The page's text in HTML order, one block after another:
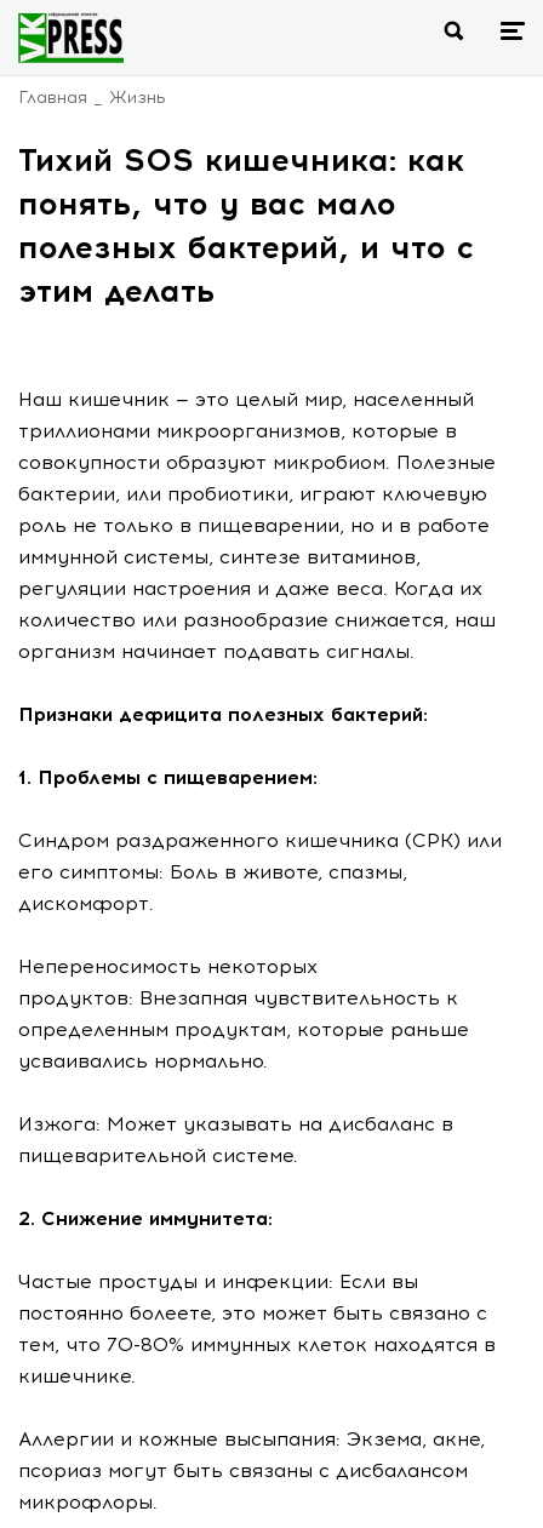
Главная Жизнь
Тихий SOS кишечника: как
понять, что у вас мало
полезных бактерий, и что с
этим делать
Наш кишечник — это целый мир, населенный
триллионами микроорганизмов, которые в
совокупности образуют микробиом. Полезные
бактерии, или пробиотики, играют ключевую
роль не только в пищеварении, но и в работе
иммунной системы, синтезе витаминов,
регуляции настроения и даже веса. Когда их
количество или разнообразие снижается, наш
организм начинает подавать сигналы.
Признаки дефицита полезных бактерий:
1. Проблемы с пищеварением:
Синдром раздраженного кишечника (СРК) или
его симптомы: Боль в животе, спазмы,
дискомфорт.
Непереносимость некоторых
продуктов: Внезапная чувствительность к
определенным продуктам, которые раньше
усваивались нормально.
Изжога: Может указывать на дисбаланс в
пищеварительной системе.
2. Снижение иммунитета:
Частые простуды и инфекции: Если вы
постоянно болеете, это может быть связано с
тем, что 70-80% иммунных клеток находятся в
кишечнике.
Аллергии и кожные высыпания: Экзема, акне,
псориаз могут быть связаны с дисбалансом
микрофлоры.